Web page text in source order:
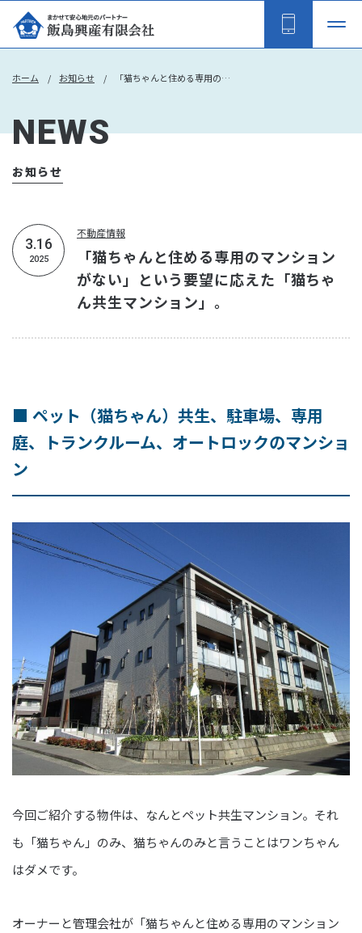
ホーム お知らせ 「猫ちゃんと住める専用のマンションがない」という要望に応えた「猫ちゃん共生マンション」。
NEWS
お知らせ
3.16
2025
不動産情報
「猫ちゃんと住める専用のマンション
がない」という要望に応えた「猫ちゃ
ん共生マンション」。
■ ペット（猫ちゃん）共生、駐車場、専用
庭、トランクルーム、オートロックのマンショ
ン
今回ご紹介する物件は、なんとペット共生マンション。それ
も「猫ちゃん」のみ、猫ちゃんのみと言うことはワンちゃん
はダメです。
オーナーと管理会社が「猫ちゃんと住める専用のマンション